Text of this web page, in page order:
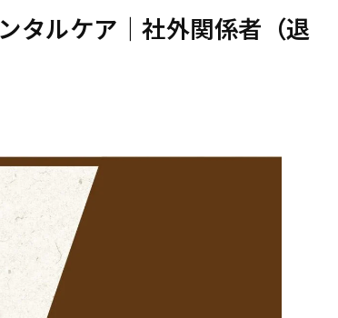
タルケア｜社外関係者（退